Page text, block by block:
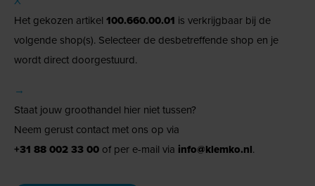
Het gekozen artikel 100.660.00.01 is verkrijgbaar bij de
volgende shop(s). Selecteer de desbetreffende shop en je
wordt direct doorgestuurd.
→
Staat jouw groothandel hier niet tussen?
Neem gerust contact met ons op via
+31 88 002 33 00 of per e-mail via info@klemko.nl.